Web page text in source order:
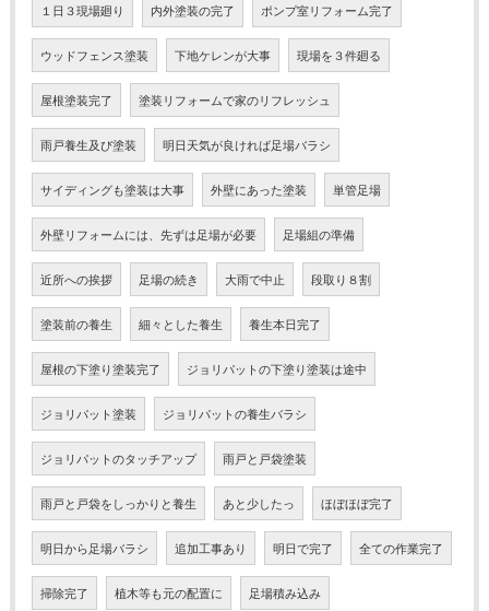
１日３現場廻り 内外塗装の完了 ポンプ室リフォーム完了
ウッドフェンス塗装 下地ケレンが大事 現場を３件廻る
屋根塗装完了 塗装リフォームで家のリフレッシュ
雨戸養生及び塗装 明日天気が良ければ足場バラシ
サイディングも塗装は大事 外壁にあった塗装 単管足場
外壁リフォームには、先ずは足場が必要 足場組の準備
近所への挨拶 足場の続き 大雨で中止 段取り８割
塗装前の養生 細々とした養生 養生本日完了
屋根の下塗り塗装完了 ジョリパットの下塗り塗装は途中
ジョリパット塗装 ジョリパットの養生バラシ
ジョリパットのタッチアップ 雨戸と戸袋塗装
雨戸と戸袋をしっかりと養生 あと少したっ ほぼほぼ完了
明日から足場バラシ 追加工事あり 明日で完了 全ての作業完了
掃除完了 植木等も元の配置に 足場積み込み